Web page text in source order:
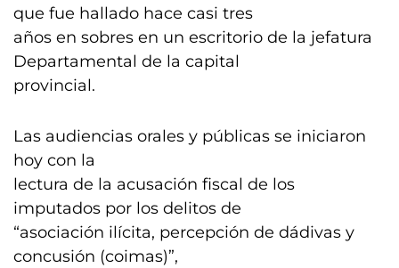
que fue hallado hace casi tres
años en sobres en un escritorio de la jefatura
Departamental de la capital
provincial.
Las audiencias orales y públicas se iniciaron
hoy con la
lectura de la acusación fiscal de los
imputados por los delitos de
“asociación ilícita, percepción de dádivas y
concusión (coimas)”,